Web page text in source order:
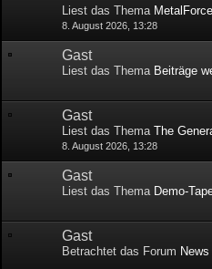
Liest das Thema
8. August 2026, 13:28
Gast
Liest das Thema Beiträge
Gast
Liest das ThemaThe
8. August 2026, 13:28
Gast
Liest das Thema Demo-
Gast
Betrachtet das Forum